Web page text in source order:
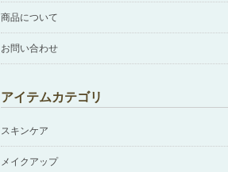
商品について
お問い合わせ
アイテムカテゴリ
スキンケア
メイクアップ